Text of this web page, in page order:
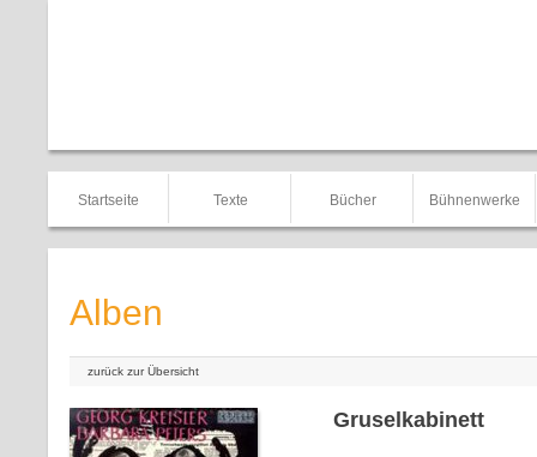
Startseite Texte Bücher Bühnenwerke
Alben
zurück zur Übersicht
Gruselkabinett